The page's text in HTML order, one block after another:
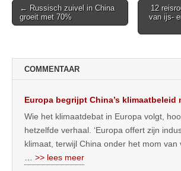
Post
navigation
← Russisch zuivel in China
groeit met 70%
12
van ijs-
COMMENTAAR
Europa begrijpt China’s
Wie het klimaatdebat in Europa volgt,
hetzelfde verhaal. ‘Europa offert zijn
klimaat, terwijl China onder het mom van
… >> lees meer